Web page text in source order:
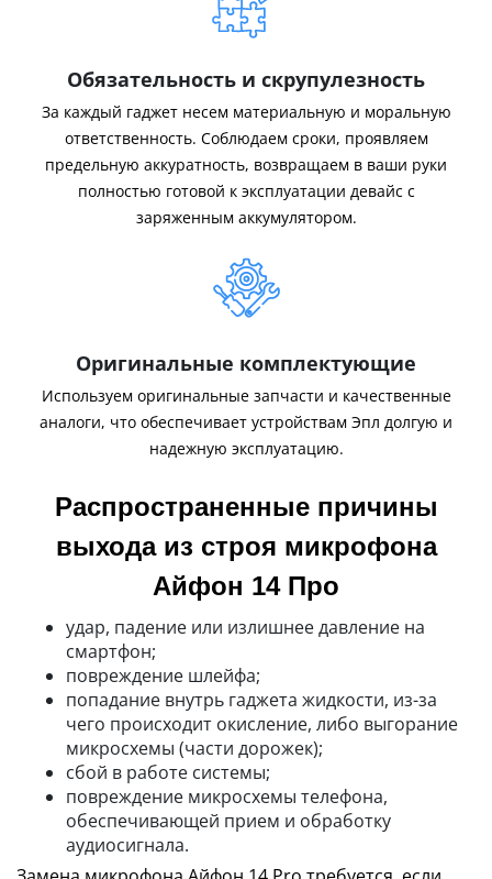
Обязательность и скрупулезность
За каждый гаджет несем материальную и моральную
ответственность. Соблюдаем сроки, проявляем
предельную аккуратность, возвращаем в ваши руки
полностью готовой к эксплуатации девайс с
заряженным аккумулятором.
Оригинальные комплектующие
Используем оригинальные запчасти и качественные
аналоги, что обеспечивает устройствам Эпл долгую и
надежную эксплуатацию.
Распространенные причины
выхода из строя микрофона
Айфон 14 Про
удар, падение или излишнее давление на
смартфон;
повреждение шлейфа;
попадание внутрь гаджета жидкости, из-за
чего происходит окисление, либо выгорание
микросхемы (части дорожек);
сбой в работе системы;
повреждение микросхемы телефона,
обеспечивающей прием и обработку
аудиосигнала.